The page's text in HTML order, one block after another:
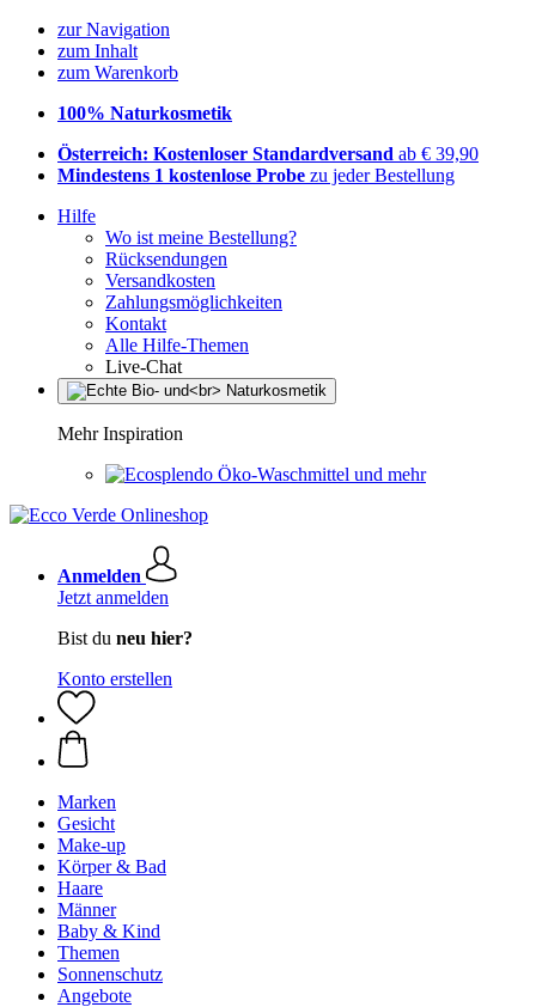
zur Navigation
zum Inhalt
zum Warenkorb
100% Naturkosmetik
Österreich: Kostenloser Standardversand ab € 39,90
Mindestens 1 kostenlose Probe zu jeder Bestellung
Hilfe
Wo ist meine Bestellung?
Rücksendungen
Versandkosten
Zahlungsmöglichkeiten
Kontakt
Alle Hilfe-Themen
Live-Chat
Mehr Inspiration
Öko-Waschmittel und mehr
Anmelden
Jetzt anmelden
Bist du neu hier?
Konto erstellen
Marken
Gesicht
Make-up
Körper & Bad
Haare
Männer
Baby & Kind
Themen
Sonnenschutz
Angebote